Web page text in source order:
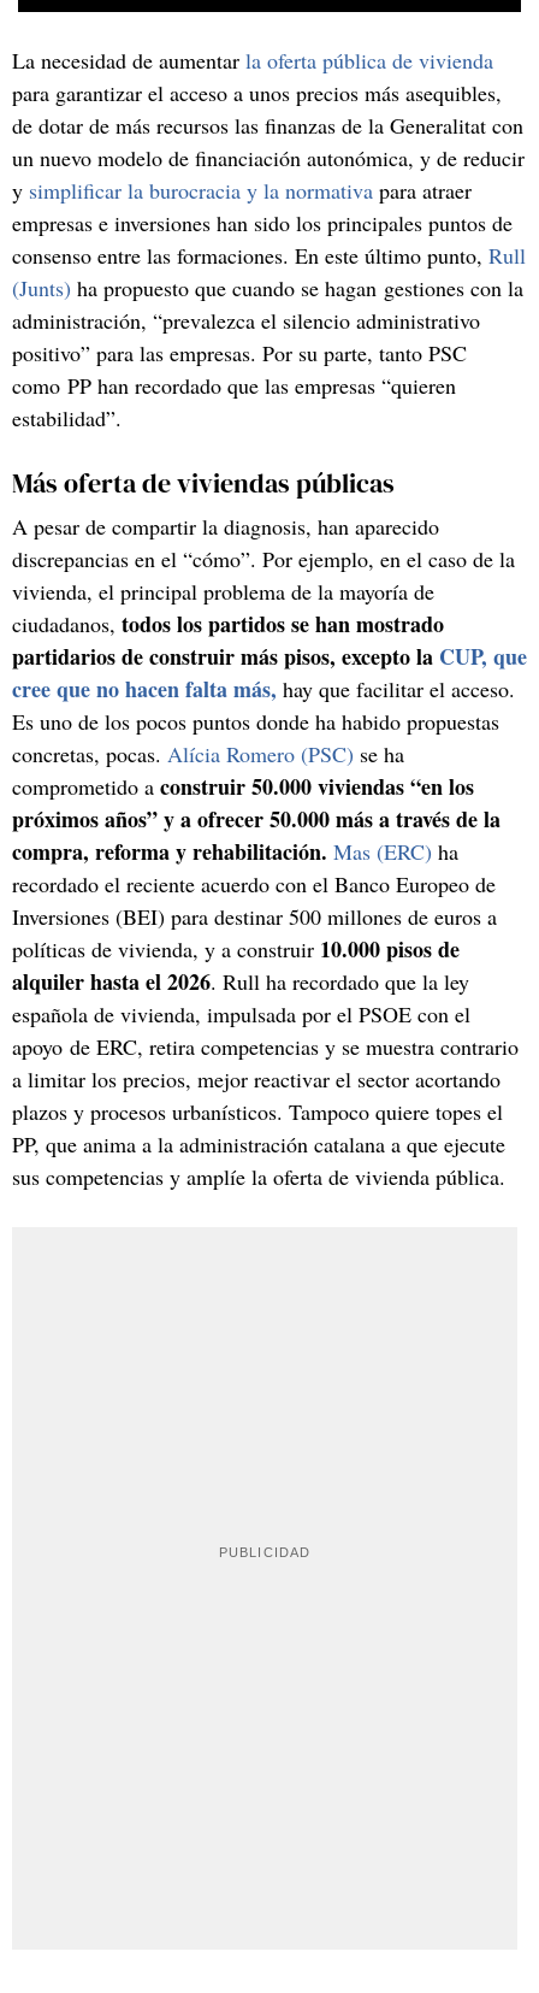
La necesidad de aumentar la oferta pública de vivienda
para garantizar el acceso a unos precios más asequibles,
de dotar de más recursos las finanzas de la Generalitat con
un nuevo modelo de financiación autonómica, y de reducir
y simplificar la burocracia y la normativa para atraer
empresas e inversiones han sido los principales puntos de
consenso entre las formaciones. En este último punto, Rull
(Junts) ha propuesto que cuando se hagan gestiones con la
administración, “prevalezca el silencio administrativo
positivo” para las empresas. Por su parte, tanto PSC
como PP han recordado que las empresas “quieren
estabilidad”.
Más oferta de viviendas públicas
A pesar de compartir la diagnosis, han aparecido
discrepancias en el “cómo”. Por ejemplo, en el caso de la
vivienda, el principal problema de la mayoría de
ciudadanos, todos los partidos se han mostrado
partidarios de construir más pisos, excepto la CUP, que
cree que no hacen falta más, hay que facilitar el acceso.
Es uno de los pocos puntos donde ha habido propuestas
concretas, pocas. Alícia Romero (PSC) se ha
comprometido a construir 50.000 viviendas “en los
próximos años” y a ofrecer 50.000 más a través de la
compra, reforma y rehabilitación. Mas (ERC) ha
recordado el reciente acuerdo con el Banco Europeo de
Inversiones (BEI) para destinar 500 millones de euros a
políticas de vivienda, y a construir 10.000 pisos de
alquiler hasta el 2026. Rull ha recordado que la ley
española de vivienda, impulsada por el PSOE con el
apoyo de ERC, retira competencias y se muestra contrario
a limitar los precios, mejor reactivar el sector acortando
plazos y procesos urbanísticos. Tampoco quiere topes el
PP, que anima a la administración catalana a que ejecute
sus competencias y amplíe la oferta de vivienda pública.